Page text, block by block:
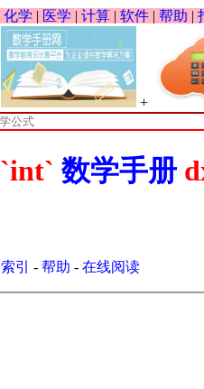
化学 | 医学 | 计算 | 软件 | 帮助 |
+
`int` 数学手册
索引 - 帮助 - 在线阅读